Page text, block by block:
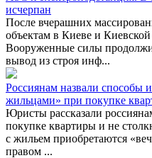
исчерпан
После вчерашних
объектам в Киеве и
Вооруженные силы
вывод из строя инф...
Россиянам назвали способы
жильцами» при покупке
Юристы рассказали
покупке квартиры и не
с жильем приобретаются
правом ...